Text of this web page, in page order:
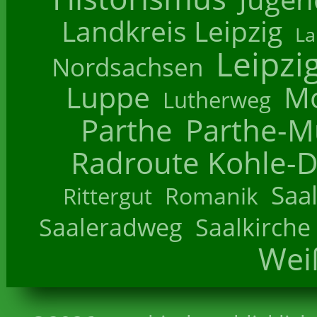
Landkreis Leipzig
Nordsachsen
Luppe Lutherweg
Parthe Parthe-
Radroute Kohle-
Rittergut Romanik
Saaleradweg Saalkirche